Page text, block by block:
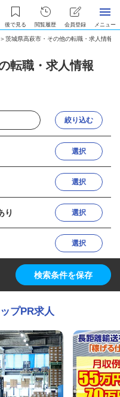
後で見る 閲覧履歴 会員登録 メニュー
＞茨城県高萩市・その他の転職・求人情報
転職・求人情報
絞り込む
選択
選択
り 選択
選択
検索条件を保存
プPR求人